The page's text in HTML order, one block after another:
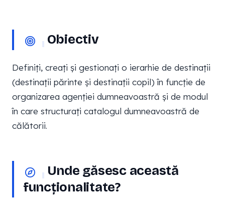
Obiectiv
Definiți, creați și gestionați o ierarhie de destinații
(destinații părinte și destinații copil) în funcție de
organizarea agenției dumneavoastră și de modul
în care structurați catalogul dumneavoastră de
călătorii.
Unde găsesc această
funcționalitate?